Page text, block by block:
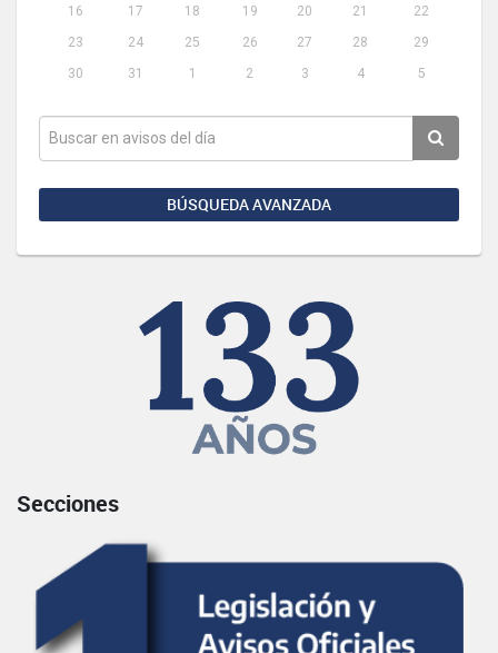
16
17 18 19 20 21
22
23
24 25 26 27 28
29
30
31 1 2 3 4 5
BÚSQUEDA AVANZADA
Secciones